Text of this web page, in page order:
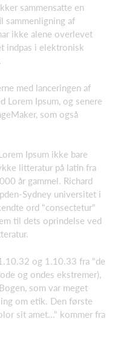
sammensatte en
af
ikke alene overlevet
indpas i elektronisk
med lanceringen af
Lorem Ipsum, og senere
som også
Ipsum ikke bare
litteratur på latin fra
år gammel. Richard
Sydney universitet i
ord "consectetur"
til dets oprindelse ved
og 1.10.33 fra "de
og ondes ekstremer),
som var meget
om etik. Den første
sit amet..." kommer fra